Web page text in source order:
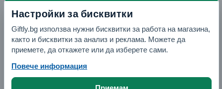
Вземи -10% отстъпка в Telegram
Отвори Telegram
Настройки за бисквитки
Giftly.bg използва нужни бисквитки за работа на магазина,
както и бисквитки за анализ и реклама. Можете да
приемете, да откажете или да изберете сами.
Повече информация